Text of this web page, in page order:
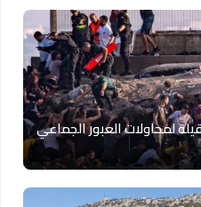
لمحاولات العبور الجماعي